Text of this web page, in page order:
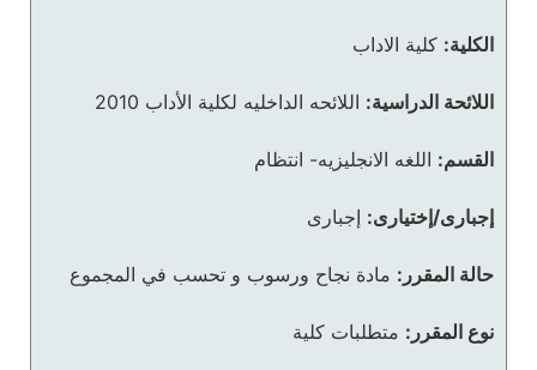
الكلية: كلية الاداب
اللائحة الدراسية: اللائحه الداخليه لكلية الأداب 2010
القسم: اللغه الانجليزيه- انتظام
إجبارى/إختيارى: إجبارى
حالة المقرر: مادة نجاح ورسوب و تحسب في المجموع
نوع المقرر: متطلبات كلية